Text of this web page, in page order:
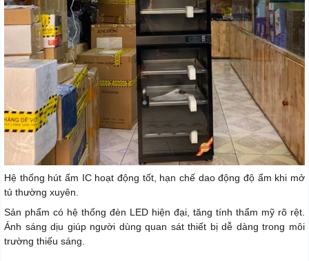
Hệ thống hút ẩm IC hoạt động tốt, hạn chế dao động độ ẩm khi mở
tủ thường xuyên.
Sản phẩm có hệ thống đèn LED hiện đại, tăng tính thẩm mỹ rõ rệt.
Ánh sáng dịu giúp người dùng quan sát thiết bị dễ dàng trong môi
trường thiếu sáng.